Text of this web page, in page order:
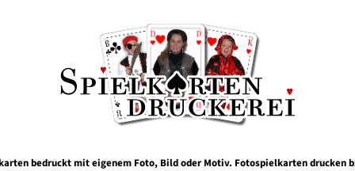
bedruckt mit eigenem Foto, Bild oder Motiv. Fotospielkarten drucken